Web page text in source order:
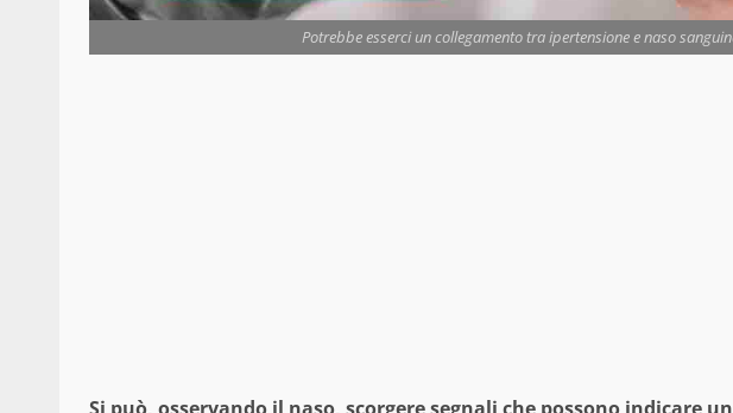
Potrebbe esserci un collegamento tra ipertensione e naso